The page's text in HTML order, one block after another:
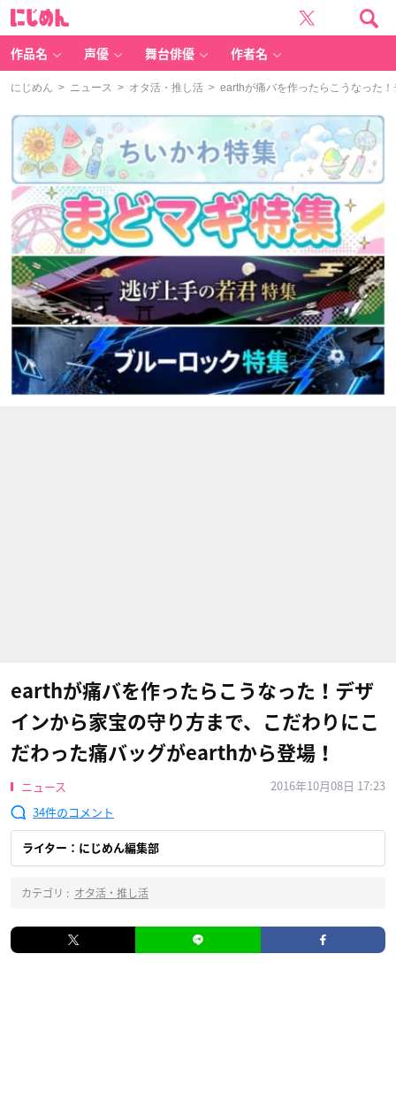
作品名 声優 舞台俳優 作者名
にじめん > ニュース > オタ活・推し活 > earthが痛バを作ったらこうなった
earthが痛バを作ったらこうなった！デザ
インから家宝の守り方まで、こだわりにこ
だわった痛バッグがearthから登場！
ニュース
2016年10月08日 17:23
34
ライター：にじめん編集部
カテゴリ : オタ活・推し活